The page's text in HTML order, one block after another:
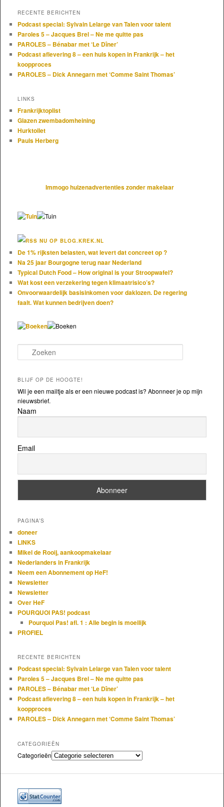
RECENTE BERICHTEN
Podcast special: Sylvain Lelarge van Talen voor talent
Paroles 5 – Jacques Brel – Ne me quitte pas
PAROLES – Bénabar met ‘Le Dîner’
Podcast aflevering 8 – een huis kopen in Frankrijk – het
koopproces
PAROLES – Dick Annegarn met ‘Comme Saint Thomas’
LINKS
Frankrijktoplist
Glazen zwembadomheining
Hurktoilet
Pauls Herberg
Immogo huizenadvertenties zonder makelaar
NU OP BLOG.KREK.NL
De 1% rijksten belasten, wat levert dat concreet op ?
Na 25 jaar Bourgogne terug naar Nederland
Typical Dutch Food – How original is your Stroopwafel?
Wat kost een verzekering tegen klimaatrisico’s?
Onvoorwaardelijk basisinkomen voor daklozen. De regering
faalt. Wat kunnen bedrijven doen?
Zoeken
BLIJF OP DE HOOGTE!
Wil je een mailtje als er een nieuwe podcast is? Abonneer je op mijn
nieuwsbrief.
Naam
Email
PAGINA’S
doneer
LINKS
Mikel de Rooij, aankoopmakelaar
Nederlanders in Frankrijk
Neem een Abonnement op HeF!
Newsletter
Newsletter
Over HeF
POURQUOI PAS! podcast
Pourquoi Pas! afl. 1 : Alle begin is moeilijk
PROFIEL
RECENTE BERICHTEN
Podcast special: Sylvain Lelarge van Talen voor talent
Paroles 5 – Jacques Brel – Ne me quitte pas
PAROLES – Bénabar met ‘Le Dîner’
Podcast aflevering 8 – een huis kopen in Frankrijk – het
koopproces
PAROLES – Dick Annegarn met ‘Comme Saint Thomas’
CATEGORIEËN
Categorieën